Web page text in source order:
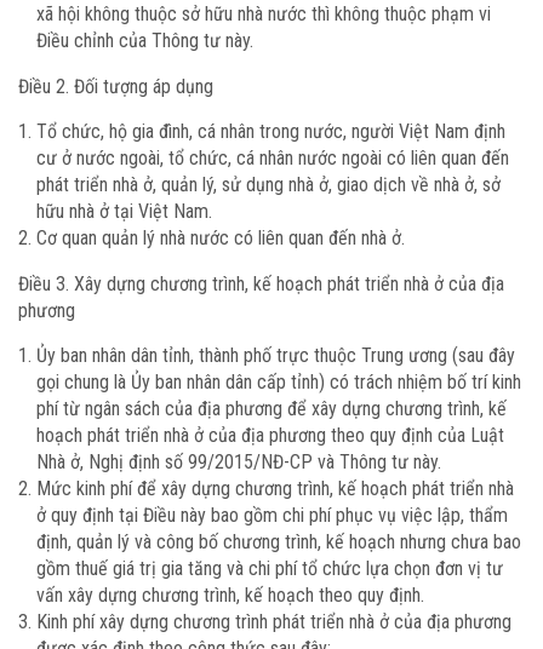
xã hội không thuộc sở hữu nhà nước thì không thuộc phạm vi
Điều chỉnh của Thông tư này.
Điều 2. Đối tượng áp dụng
Tổ chức, hộ gia đình, cá nhân trong nước, người Việt Nam định
cư ở nước ngoài, tổ chức, cá nhân nước ngoài có liên quan đến
phát triển nhà ở, quản lý, sử dụng nhà ở, giao dịch về nhà ở, sở
hữu nhà ở tại Việt Nam.
Cơ quan quản lý nhà nước có liên quan đến nhà ở.
Điều 3. Xây dựng chương trình, kế hoạch phát triển nhà ở của địa
phương
Ủy ban nhân dân tỉnh, thành phố trực thuộc Trung ương (sau đây
gọi chung là Ủy ban nhân dân cấp tỉnh) có trách nhiệm bố trí kinh
phí từ ngân sách của địa phương để xây dựng chương trình, kế
hoạch phát triển nhà ở của địa phương theo quy định của Luật
Nhà ở, Nghị định số 99/2015/NĐ-CP và Thông tư này.
Mức kinh phí để xây dựng chương trình, kế hoạch phát triển nhà
ở quy định tại Điều này bao gồm chi phí phục vụ việc lập, thẩm
định, quản lý và công bố chương trình, kế hoạch nhưng chưa bao
gồm thuế giá trị gia tăng và chi phí tổ chức lựa chọn đơn vị tư
vấn xây dựng chương trình, kế hoạch theo quy định.
Kinh phí xây dựng chương trình phát triển nhà ở của địa phương